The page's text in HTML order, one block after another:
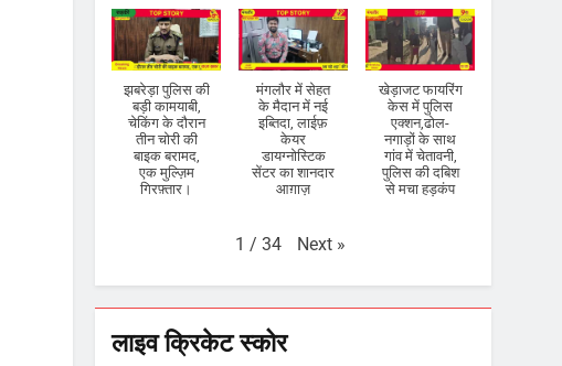
झबरेड़ा पुलिस की
बड़ी कामयाबी,
चेकिंग के दौरान
तीन चोरी की
बाइक बरामद,
एक मुल्ज़िम
गिरफ़्तार।
मंगलौर में सेहत
के मैदान में नई
इब्तिदा, लाईफ़
केयर
डायग्नोस्टिक
सेंटर का शानदार
आग़ाज़
खेड़ाजट फायरिंग
केस में पुलिस
एक्शन,ढोल-
नगाड़ों के साथ
गांव में चेतावनी,
पुलिस की दबिश
से मचा हड़कंप
1 / 34 Next »
लाइव क्रिकेट स्कोर